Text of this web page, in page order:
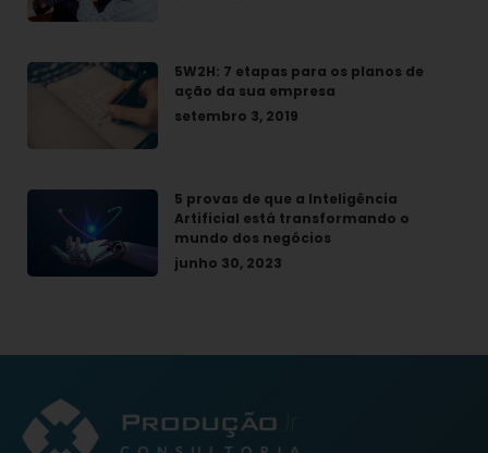
5W2H: 7 etapas para os planos de
ação da sua empresa
setembro 3, 2019
5 provas de que a Inteligência
Artificial está transformando o
mundo dos negócios
junho 30, 2023